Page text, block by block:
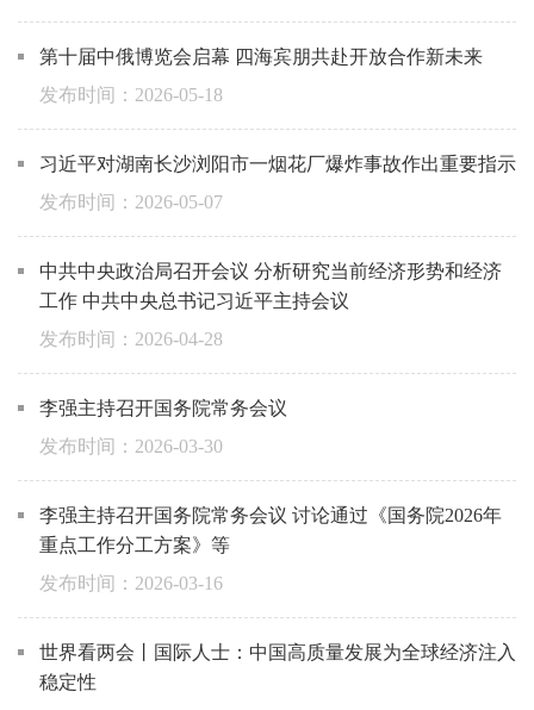
第十届中俄博览会启幕 四海宾朋共赴开放合作新未来
2026-05-18
习近平对湖南长沙浏阳市一烟花厂爆炸事故作出重要指示
2026-05-07
中共中央政治局召开会议 分析研究当前经济形势和经济
工作 中共中央总书记习近平主持会议
2026-04-28
李强主持召开国务院常务会议
2026-03-30
李强主持召开国务院常务会议 讨论通过《国务院2026年
重点工作分工方案》等
2026-03-16
世界看两会丨国际人士：中国高质量发展为全球经济注入
稳定性